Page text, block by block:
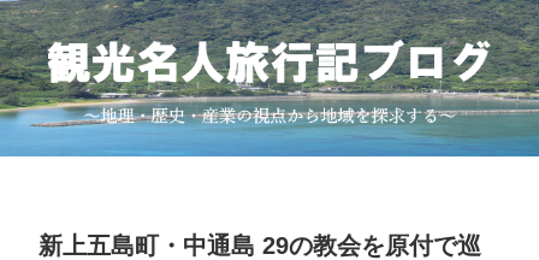
新上五島町・中通島 29の教会を原付で巡